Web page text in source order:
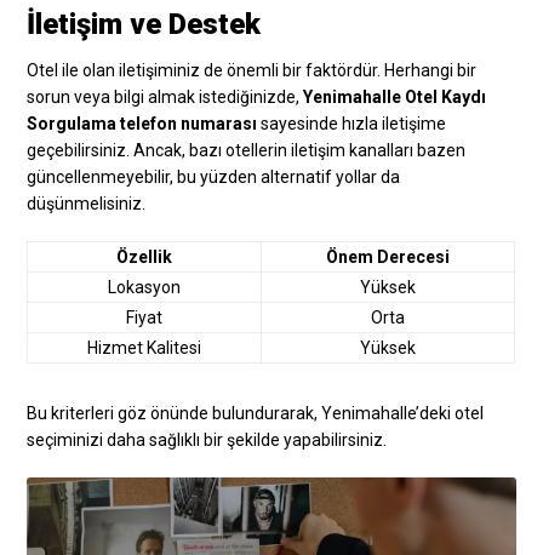
İletişim ve Destek
Otel ile olan iletişiminiz de önemli bir faktördür. Herhangi bir
sorun veya bilgi almak istediğinizde,Yenimahalle Otel Kaydı
Sorgulama telefon numarası sayesinde hızla iletişime
geçebilirsiniz. Ancak, bazı otellerin iletişim kanalları bazen
güncellenmeyebilir, bu yüzden alternatif yollar da
düşünmelisiniz.
Özellik
Önem Derecesi
Lokasyon
Yüksek
Fiyat
Orta
Hizmet Kalitesi
Yüksek
Bu kriterleri göz önünde bulundurarak, Yenimahalle’deki otel
seçiminizi daha sağlıklı bir şekilde yapabilirsiniz.